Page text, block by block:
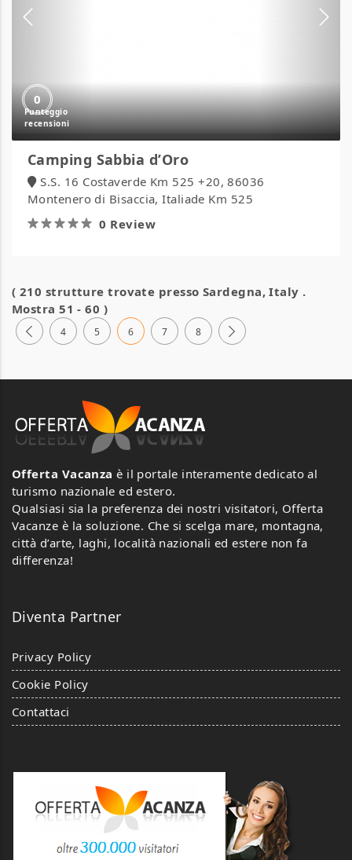
0
Camping Sabbia d’Oro
S.S. 16 Costaverde Km 525 +20, 86036
Montenero di Bisaccia, Italiade Km 525
0 Review
( 210 strutture trovate presso Sardegna, Italy .
Mostra 51 - 60 )
4 5 6 7 8
Offerta Vacanza è il portale interamente dedicato al
turismo nazionale ed estero.
Qualsiasi sia la preferenza dei nostri visitatori, Offerta
Vacanze è la soluzione. Che si scelga mare, montagna,
città d’arte, laghi, località nazionali ed estere non fa
differenza!
Diventa Partner
Privacy Policy
Cookie Policy
Contattaci